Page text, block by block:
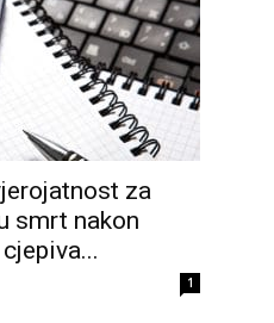
za
smrt nakon
1